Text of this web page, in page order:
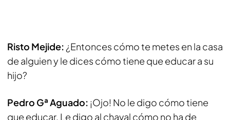
Risto Mejide: ¿Entonces cómo te metes en la casa
de alguien y le dices cómo tiene que educar a su
hijo?
Pedro Gª Aguado: ¡Ojo! No le digo cómo tiene
que educar. Le digo al chaval cómo no ha de